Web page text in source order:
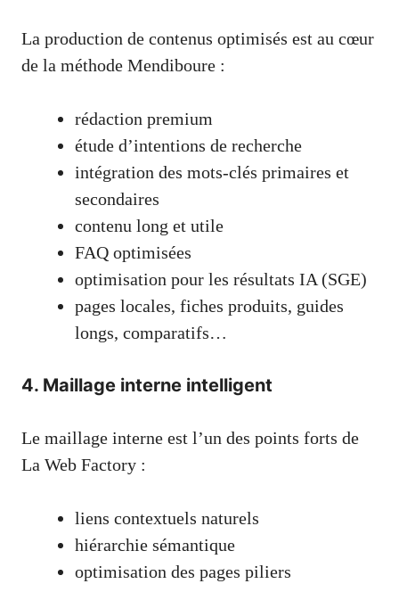
La production de contenus optimisés est au cœur
de la méthode Mendiboure :
rédaction premium
étude d’intentions de recherche
intégration des mots-clés primaires et
secondaires
contenu long et utile
FAQ optimisées
optimisation pour les résultats IA (SGE)
pages locales, fiches produits, guides
longs, comparatifs…
4. Maillage interne intelligent
Le maillage interne est l’un des points forts de
La Web Factory :
liens contextuels naturels
hiérarchie sémantique
optimisation des pages piliers